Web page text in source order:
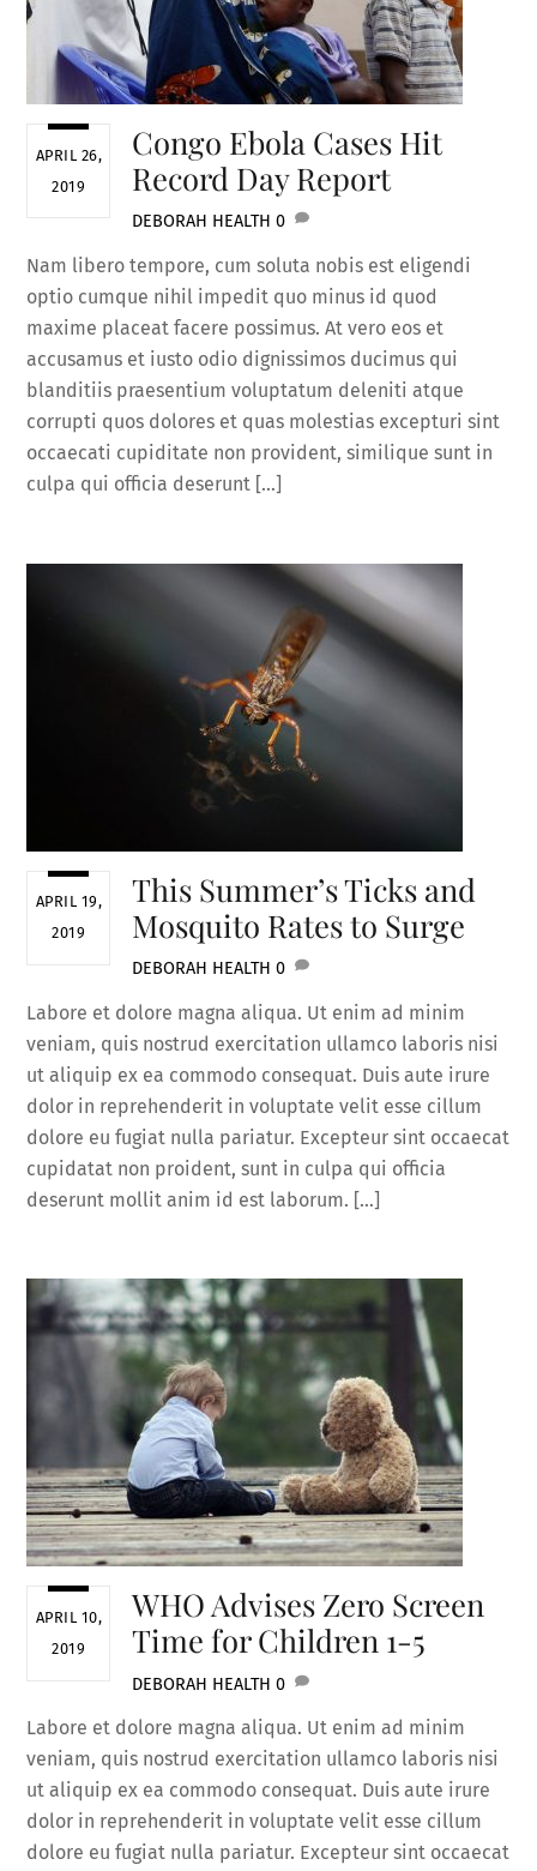
APRIL 26,
2019
Congo Ebola Cases Hit
Record Day Report
DEBORAH HEALTH 0
Nam libero tempore, cum soluta nobis est eligendi
optio cumque nihil impedit quo minus id quod
maxime placeat facere possimus. At vero eos et
accusamus et iusto odio dignissimos ducimus qui
blanditiis praesentium voluptatum deleniti atque
corrupti quos dolores et quas molestias excepturi sint
occaecati cupiditate non provident, similique sunt in
culpa qui officia deserunt […]
APRIL 19,
2019
This Summer’s Ticks and
Mosquito Rates to Surge
DEBORAH HEALTH 0
Labore et dolore magna aliqua. Ut enim ad minim
veniam, quis nostrud exercitation ullamco laboris nisi
ut aliquip ex ea commodo consequat. Duis aute irure
dolor in reprehenderit in voluptate velit esse cillum
dolore eu fugiat nulla pariatur. Excepteur sint occaecat
cupidatat non proident, sunt in culpa qui officia
deserunt mollit anim id est laborum. […]
APRIL 10,
2019
WHO Advises Zero Screen
Time for Children 1-5
DEBORAH HEALTH 0
Labore et dolore magna aliqua. Ut enim ad minim
veniam, quis nostrud exercitation ullamco laboris nisi
ut aliquip ex ea commodo consequat. Duis aute irure
dolor in reprehenderit in voluptate velit esse cillum
dolore eu fugiat nulla pariatur. Excepteur sint occaecat